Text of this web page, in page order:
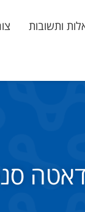
ותשובות